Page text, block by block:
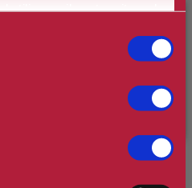
utilizzare il nostro sito web.
per questo prodotto
inserendo il codice